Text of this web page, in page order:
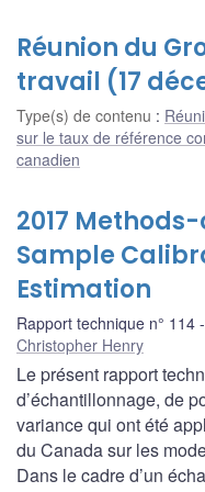
Réunion du
travail (17
Type(s) de contenu :
sur le taux de référence
canadien
2017
Sample
Estimation
Rapport technique n° 114
Christopher Henry
Le présent rapport
d’échantillonnage, de
variance qui ont été
du Canada sur les
Dans le cadre d’un